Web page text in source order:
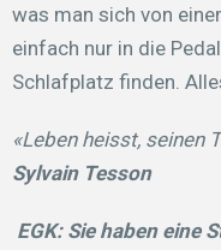
was man sich von
einfach nur in die
Schlafplatz finden.
«Leben heisst, seinen
Sylvain Tesson
EGK: Sie haben eine